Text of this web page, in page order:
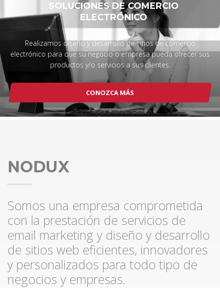
SOLUCIONES DE COMERCIO
ELECTRÓNICO
Realizamos diseño y desarrollo de sitios de comercio
electrónico para que su negocio o empresa pueda ofrecer sus
productos y/o servicios a sus clientes.
CONOZCA MÁS
NODUX
Somos una empresa comprometida
con la prestación de servicios de
email marketing y diseño y desarrollo
de sitios web eficientes, innovadores
y personalizados para todo tipo de
negocios y empresas.